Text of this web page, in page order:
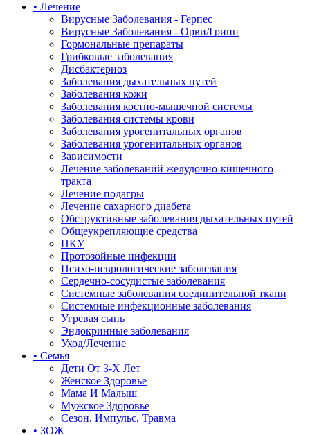
• Лечение
Вирусные Заболевания - Герпес
Вирусные Заболевания - Орви/Грипп
Гормональные препараты
Грибковые заболевания
Дисбактериоз
Заболевания дыхательных путей
Заболевания кожи
Заболевания костно-мышечной системы
Заболевания системы крови
Заболевания урогенитальных органов
Заболевания урогенитальных органов
Зависимости
Лечение заболеваний желудочно-кишечного
тракта
Лечение подагры
Лечение сахарного диабета
Обструктивные заболевания дыхательных путей
Общеукрепляющие средства
ПКУ
Протозойные инфекции
Психо-неврологические заболевания
Сердечно-сосудистые заболевания
Системные заболевания соединительной ткани
Системные инфекционные заболевания
Угревая сыпь
Эндокринные заболевания
Уход/Лечение
• Семья
Дети От 3-Х Лет
Женское Здоровье
Мама И Малыш
Мужское Здоровье
Сезон, Импульс, Травма
• ЗОЖ